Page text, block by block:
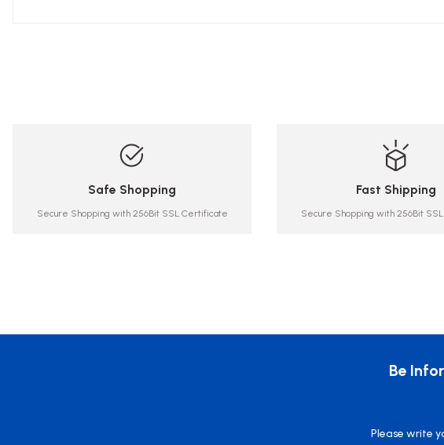
Safe Shopping
Secure Shopping with 256Bit SSL Certificate
Fast Shipping
Secure Shopping with 256Bit
Be